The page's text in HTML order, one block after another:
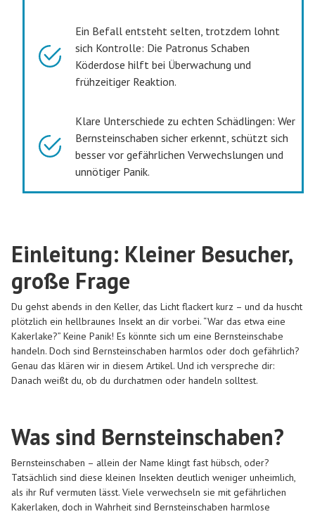
Ein Befall entsteht selten, trotzdem lohnt
sich Kontrolle: Die Patronus Schaben
Köderdose hilft bei Überwachung und
frühzeitiger Reaktion.
Klare Unterschiede zu echten Schädlingen: Wer
Bernsteinschaben sicher erkennt, schützt sich
besser vor gefährlichen Verwechslungen und
unnötiger Panik.
Einleitung: Kleiner Besucher,
große Frage
Du gehst abends in den Keller, das Licht flackert kurz – und da huscht
plötzlich ein hellbraunes Insekt an dir vorbei. “War das etwa eine
Kakerlake?” Keine Panik! Es könnte sich um eine Bernsteinschabe
handeln. Doch sind Bernsteinschaben harmlos oder doch gefährlich?
Genau das klären wir in diesem Artikel. Und ich verspreche dir:
Danach weißt du, ob du durchatmen oder handeln solltest.
Was sind Bernsteinschaben?
Bernsteinschaben – allein der Name klingt fast hübsch, oder?
Tatsächlich sind diese kleinen Insekten deutlich weniger unheimlich,
als ihr Ruf vermuten lässt. Viele verwechseln sie mit gefährlichen
Kakerlaken, doch in Wahrheit sind Bernsteinschaben harmlose